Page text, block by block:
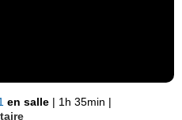
en salle | 1h 35min |